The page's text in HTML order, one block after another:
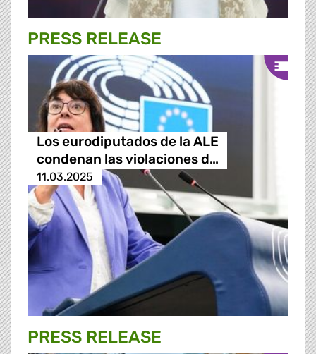
PRESS RELEASE
Los eurodiputados de la ALE
condenan las violaciones d…
11.03.2025
PRESS RELEASE